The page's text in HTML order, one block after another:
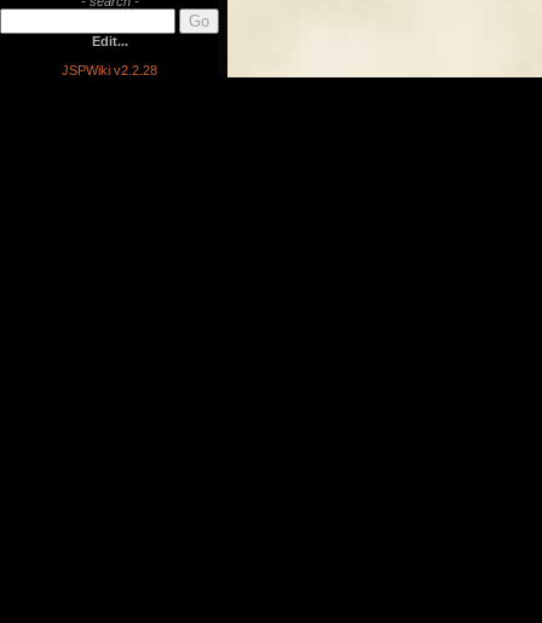
Edit...
JSPWiki v2.2.28